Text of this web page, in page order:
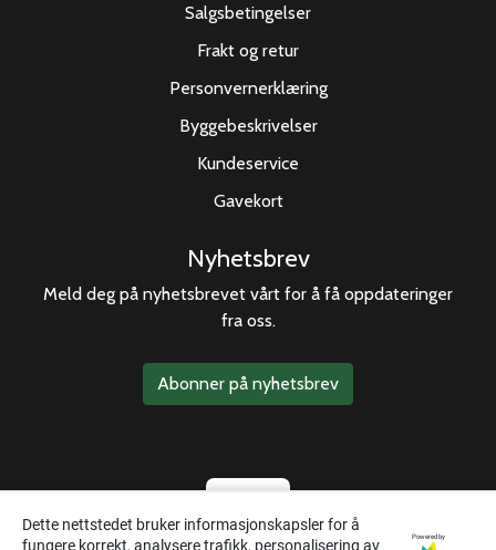
Dette nettstedet bruker informasjonskapsler for å
fungere korrekt, analysere trafikk, personalisering av
Powered by
Salgsbetingelser
Frakt og retur
Personvernerklæring
Byggebeskrivelser
Kundeservice
Gavekort
Nyhetsbrev
Meld deg på nyhetsbrevet vårt for å få oppdateringer
fra oss.
Abonner på nyhetsbrev